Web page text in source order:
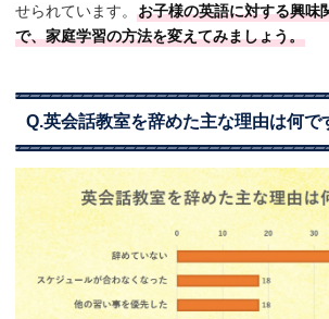
せられています。 お子様の英語に対する興味
で、家庭学習の方法を変えてみましょう。
Q.英会話教室を辞めた主な理由は何で